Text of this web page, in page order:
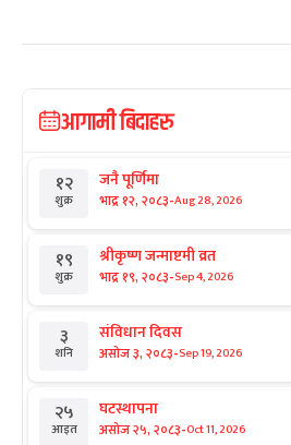
आगामी बिदाहरु
१२
शुक्र
जनै पूर्णिमा
भाद्र १२, २०८३-Aug 28, 2026
१९
शुक्र
श्रीकृष्ण जन्माष्टमी व्रत
भाद्र १९, २०८३-Sep 4, 2026
३
शनि
संविधान दिवस
असोज ३, २०८३-Sep 19, 2026
२५
आइत
घटस्थापना
असोज २५, २०८३-Oct 11, 2026